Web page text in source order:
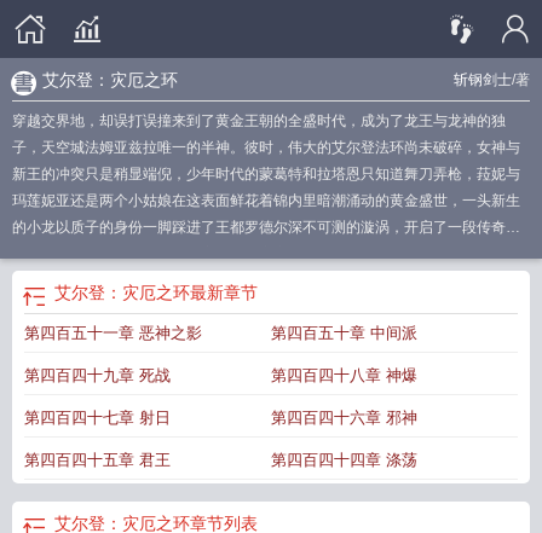
斩钢剑士/著
艾尔登：灾厄之环
穿越交界地，却误打误撞来到了黄金王朝的全盛时代，成为了龙王与龙神的独
子，天空城法姆亚兹拉唯一的半神。彼时，伟大的艾尔登法环尚未破碎，女神与
新王的冲突只是稍显端倪，少年时代的蒙葛特和拉塔恩只知道舞刀弄枪，菈妮与
玛莲妮亚还是两个小姑娘在这表面鲜花着锦内里暗潮涌动的黄金盛世，一头新生
的小龙以质子的身份一脚踩进了王都罗德尔深不可测的漩涡，开启了一段传奇之
角，亦是旧日的丧钟。
艾尔登灾厄之环千千
尔登灾厄之环目录
之环最新章节艾尔登灾厄之环txt 灾厄之王艾尔登灾厄之环免费阅读
之环龙神 艾尔登灾厄之环 艾尔登灾厄之环TXT全文阅读 灾厄 lul
环斩钢剑士tr灾厄 灾厄教程 艾尔登灾厄之环 斩钢剑士灾厄之杖
艾尔登：灾厄之环最新章节
第四百五十一章 恶神之影 第四百五十章 中间派
第四百四十九章 死战 第四百四十八章 神爆
第四百四十七章 射日 第四百四十六章 邪神
第四百四十五章 君王 第四百四十四章 涤荡
艾尔登：灾厄之环章节列表